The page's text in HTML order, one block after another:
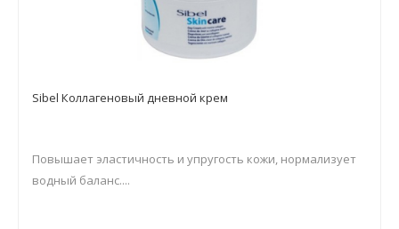
Sibel Коллагеновый дневной крем
Повышает эластичность и упругость кожи, нормализует
водный баланс....